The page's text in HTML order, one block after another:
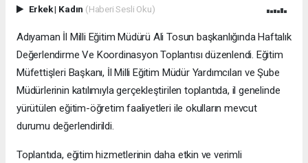
Erkek| Kadın (Haberi Sesli Oku)
Adıyaman İl Milli Eğitim Müdürü Ali Tosun başkanlığında Haftalık
Değerlendirme Ve Koordinasyon Toplantısı düzenlendi. Eğitim
Müfettişleri Başkanı, İl Milli Eğitim Müdür Yardımcıları ve Şube
Müdürlerinin katılımıyla gerçekleştirilen toplantıda, il genelinde
yürütülen eğitim-öğretim faaliyetleri ile okulların mevcut
durumu değerlendirildi.
Toplantıda, eğitim hizmetlerinin daha etkin ve verimli